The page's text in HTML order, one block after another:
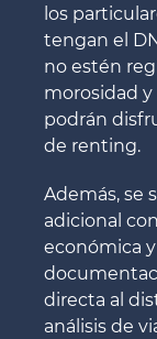
los
tengan el
no estén
morosidad
podrán
de renting.
Además, se
adicional
económica
directa al
análisis de